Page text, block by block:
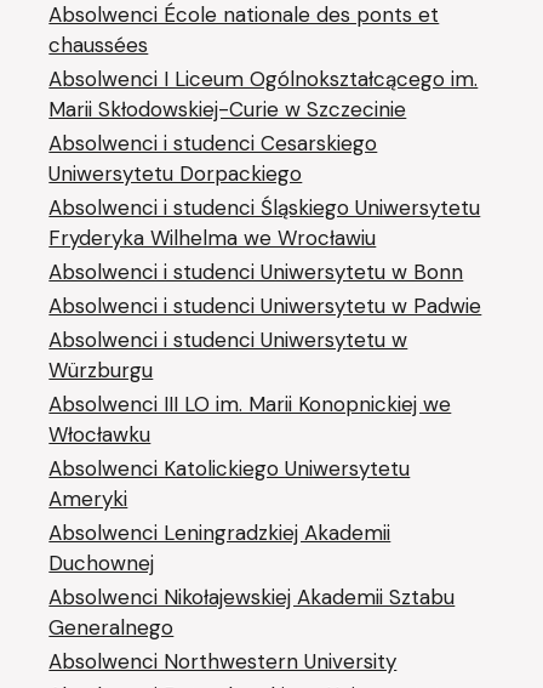
Absolwenci École nationale des ponts et
chaussées
Absolwenci I Liceum Ogólnokształcącego im.
Marii Skłodowskiej-Curie w Szczecinie
Absolwenci i studenci Cesarskiego
Uniwersytetu Dorpackiego
Absolwenci i studenci Śląskiego Uniwersytetu
Fryderyka Wilhelma we Wrocławiu
Absolwenci i studenci Uniwersytetu w Bonn
Absolwenci i studenci Uniwersytetu w Padwie
Absolwenci i studenci Uniwersytetu w
Würzburgu
Absolwenci III LO im. Marii Konopnickiej we
Włocławku
Absolwenci Katolickiego Uniwersytetu
Ameryki
Absolwenci Leningradzkiej Akademii
Duchownej
Absolwenci Nikołajewskiej Akademii Sztabu
Generalnego
Absolwenci Northwestern University